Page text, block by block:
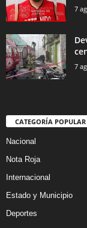
7
7
CATEGORÍA POPULAR
Nacional
Nota Roja
Internacional
Estado y Municipio
Deportes